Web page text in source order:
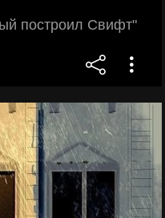
построил Свифт"